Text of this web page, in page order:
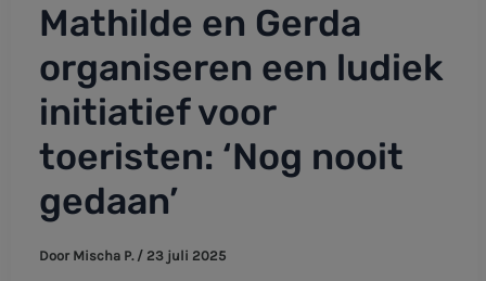
Mathilde en Gerda
organiseren een ludiek
initiatief voor
toeristen: ‘Nog nooit
gedaan’
Door Mischa P. / 23 juli 2025